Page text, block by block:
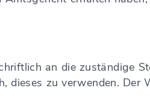
an die zuständige
dieses zu verwenden. Der